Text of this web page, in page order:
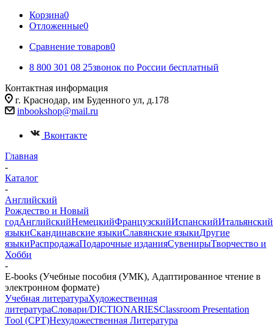
Корзина0
Отложенные0
Сравнение товаров0
8 800 301 08 25звонок по России бесплатный
Контактная информация
г. Краснодар, им Буденного ул, д.178
inbookshop@mail.ru
Вконтакте
Главная
-
Каталог
-
Английский
Рождество и Новый
годАнглийскийНемецкийФранцузскийИспанскийИтальянский
языкиСкандинавские языкиСлавянские языкиДругие
языкиРаспродажаПодарочные изданияСувенирыТворчество и
Хобби
-
E-books (Учебные пособия (УМК), Адаптированное чтение в
электронном формате)
Учебная литератураХудожественная
литератураСловари/DICTIONARIESClassroom Presentation
Tool (CPT)Нехудожественная Литература